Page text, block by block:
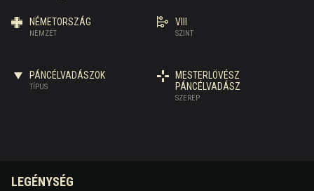
NEMZET
NÉMETORSZÁG
SZINT
VIII
TÍPUS
PÁNCÉLVADÁSZOK
SZEREP
MESTERLÖVÉSZ
PÁNCÉLVADÁSZ
LEGÉNYSÉG